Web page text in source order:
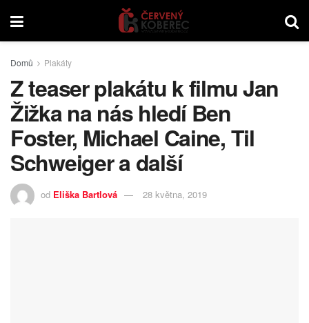
Domů Plakáty
Z teaser plakátu k filmu Jan
Žižka na nás hledí Ben
Foster, Michael Caine, Til
Schweiger a další
od Eliška Bartlová 28 května, 2019